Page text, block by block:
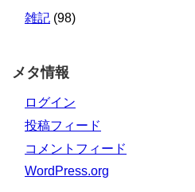
雑記 (98)
メタ情報
ログイン
投稿フィード
コメントフィード
WordPress.org